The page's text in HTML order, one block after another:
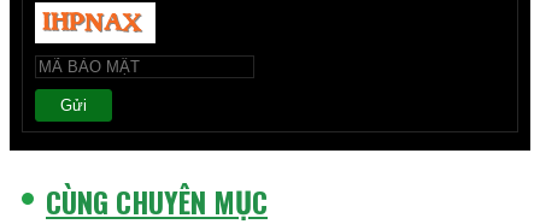
Gửi
CÙNG CHUYÊN MỤC